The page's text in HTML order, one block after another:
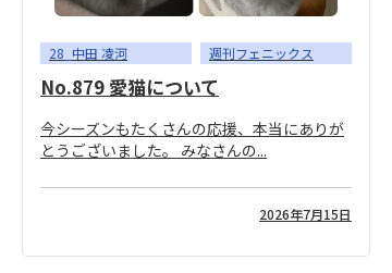
28_中田 凌河 週刊フェニックス
No.879 愛猫について
今シーズンもたくさんの応援、本当にありが
とうございました。 みなさんの...
2026年7月15日